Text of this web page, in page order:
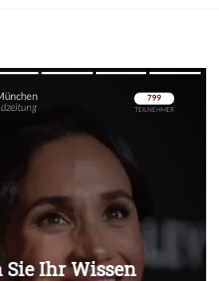
Überspringen